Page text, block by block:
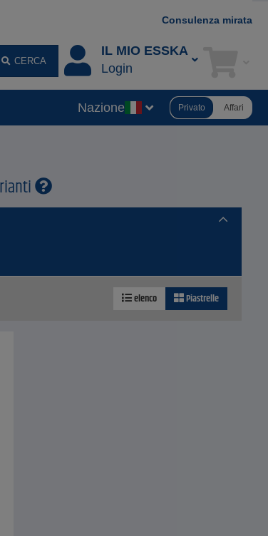
Consulenza mirata
CERCA
IL MIO ESSKA
Login
Nazione Privato Affari
elenco Piastrelle